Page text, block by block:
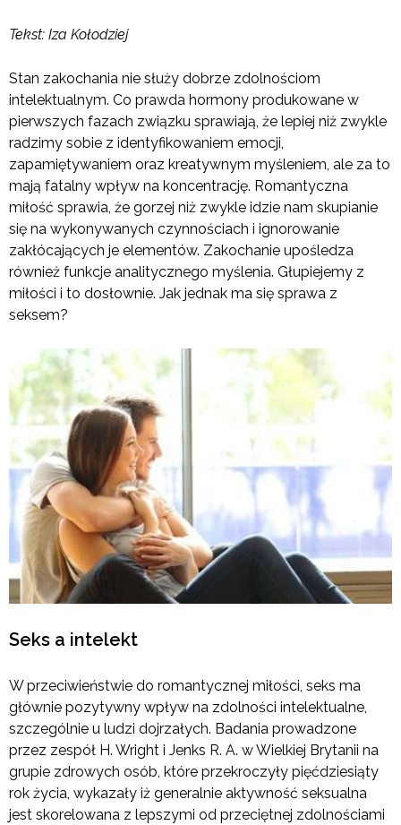
Tekst: Iza Kołodziej
Stan zakochania nie służy dobrze zdolnościom
intelektualnym. Co prawda hormony produkowane w
pierwszych fazach związku sprawiają, że lepiej niż zwykle
radzimy sobie z identyfikowaniem emocji,
zapamiętywaniem oraz kreatywnym myśleniem, ale za to
mają fatalny wpływ na koncentrację. Romantyczna
miłość sprawia, że gorzej niż zwykle idzie nam skupianie
się na wykonywanych czynnościach i ignorowanie
zakłócających je elementów. Zakochanie upośledza
również funkcje analitycznego myślenia. Głupiejemy z
miłości i to dosłownie. Jak jednak ma się sprawa z
seksem?
Seks a intelekt
W przeciwieństwie do romantycznej miłości, seks ma
głównie pozytywny wpływ na zdolności intelektualne,
szczególnie u ludzi dojrzałych. Badania prowadzone
przez zespół H. Wright i Jenks R. A. w Wielkiej Brytanii na
grupie zdrowych osób, które przekroczyły pięćdziesiąty
rok życia, wykazały iż generalnie aktywność seksualna
jest skorelowana z lepszymi od przeciętnej zdolnościami